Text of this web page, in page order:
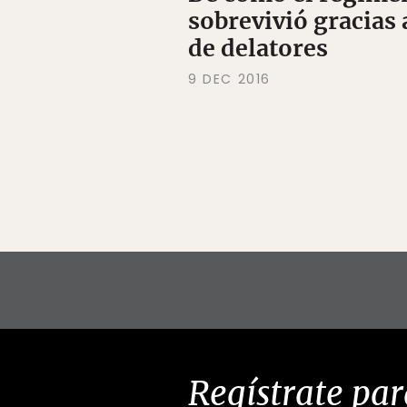
sobrevivió gracias
de delatores
9 DEC 2016
Regístrate